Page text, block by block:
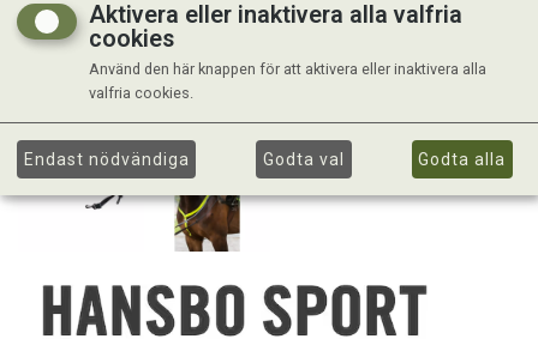
Aktivera eller inaktivera alla valfria
cookies
Använd den här knappen för att aktivera eller inaktivera alla
valfria cookies.
Endast nödvändiga Godta val Godta alla